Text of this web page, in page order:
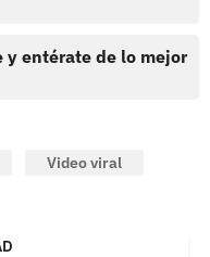
y entérate de lo mejor
Video viral